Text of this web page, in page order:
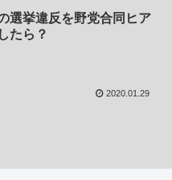
選挙違反を野党合同ヒア
たら？
2020.01.29